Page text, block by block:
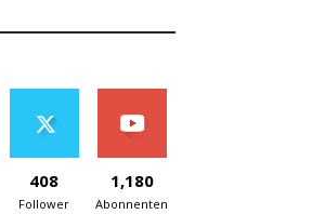
408
Follower
1,180
Abonnenten